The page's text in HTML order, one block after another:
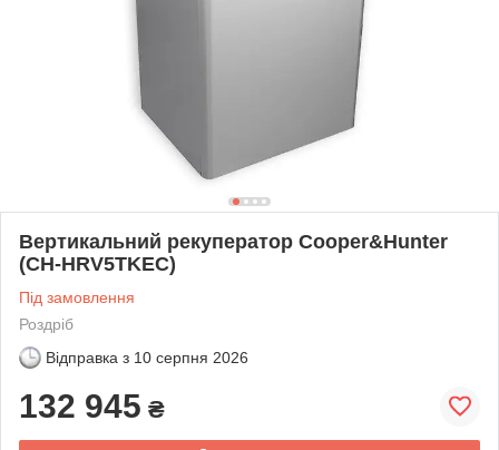
Вертикальний рекуператор Cooper&Hunter
(CH-HRV5TKEC)
Під замовлення
Роздріб
Відправка з 10 серпня 2026
132 945 ₴